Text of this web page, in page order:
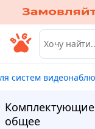
систем
общее